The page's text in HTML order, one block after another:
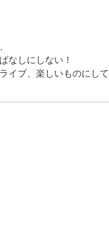
なしにしない！
イブ、楽しいものにし